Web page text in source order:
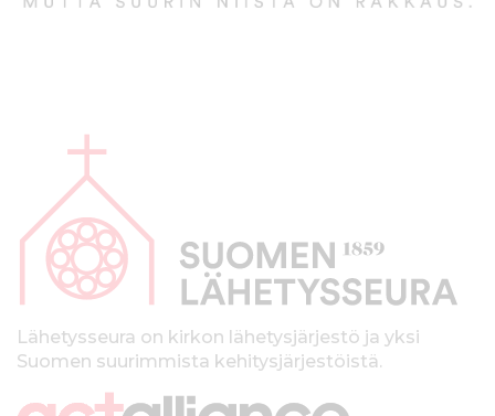
p
kLähetysseura on kirkon lähetysjärjestö ja yksi
Suomen suurimmista kehitysjärjestöistä.